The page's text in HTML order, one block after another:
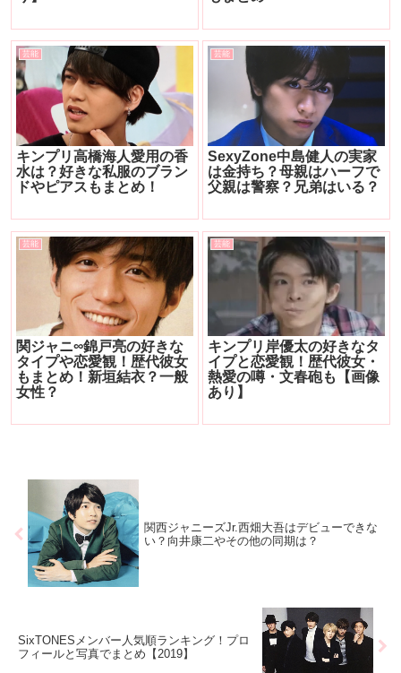
芸能
キンプリ高橋海人愛用の香
水は？好きな私服のブラン
ドやピアスもまとめ！
芸能
SexyZone中島健人の実家
は金持ち？母親はハーフで
父親は警察？兄弟はいる？
芸能
関ジャニ∞錦戸亮の好きな
タイプや恋愛観！歴代彼女
もまとめ！新垣結衣？一般
女性？
芸能
キンプリ岸優太の好きなタ
イプと恋愛観！歴代彼女・
熱愛の噂・文春砲も【画像
あり】
関西ジャニーズJr.西畑大吾はデビューできな
い？向井康二やその他の同期は？
SixTONESメンバー人気順ランキング！プロ
フィールと写真でまとめ【2019】